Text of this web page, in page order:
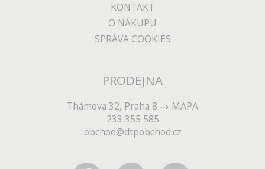
KONTAKT
O NÁKUPU
SPRÁVA COOKIES
PRODEJNA
Thámova 32, Praha 8
MAPA
233 355 585
obchod@dtpobchod.cz